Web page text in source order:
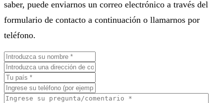
saber, puede enviarnos un correo electrónico a través del
formulario de contacto a continuación o llamarnos por
teléfono.